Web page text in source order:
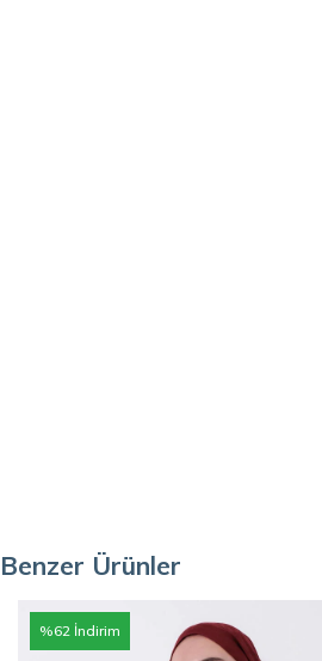
Benzer Ürünler
%62 İndirim